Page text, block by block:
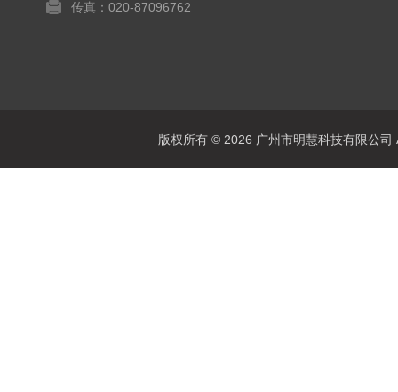
传真：020-87096762
版权所有 © 2026 广州市明慧科技有限